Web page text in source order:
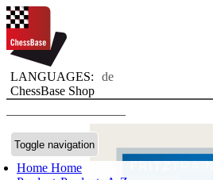
LANGUAGES:
de
ChessBase Shop
Toggle navigation
Home Home